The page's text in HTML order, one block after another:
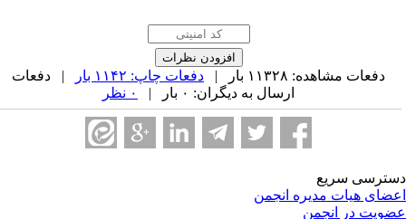
دفعات مشاهده: ۱۱۳۲۸ بار | دفعات چاپ: ۱۱۴۲ بار
| دفعات
ارسال به دیگران: ۰ بار |
سریع
هیات مدیره انجمن
در انجمن